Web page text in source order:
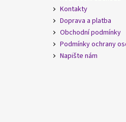
Kontakty
Doprava a platba
Obchodní podmínky
Podmínky ochrany
Napište nám